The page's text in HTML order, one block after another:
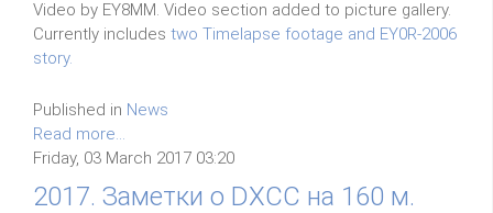
Video by EY8MM. Video section added to picture gallery.
Currently includes two Timelapse footage and EY0R-2006
story.
Published in News
Read more...
Friday, 03 March 2017 03:20
2017. Заметки о DXCC на 160 м.